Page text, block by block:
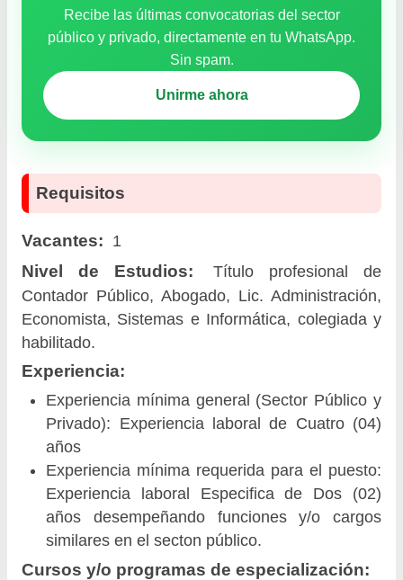
Recibe las últimas convocatorias del sector
público y privado, directamente en tu WhatsApp.
Sin spam.
Unirme ahora
Requisitos
Vacantes: 1
Nivel de Estudios:
Título profesional de
Contador Público, Abogado, Lic. Administración,
Economista, Sistemas e Informática, colegiada y
habilitado.
Experiencia:
Experiencia mínima general (Sector Público y
Privado): Experiencia laboral de Cuatro (04)
años
Experiencia mínima requerida para el puesto:
Experiencia laboral Especifica de Dos (02)
años desempeñando funciones y/o cargos
similares en el secton público.
Cursos y/o programas de especialización: